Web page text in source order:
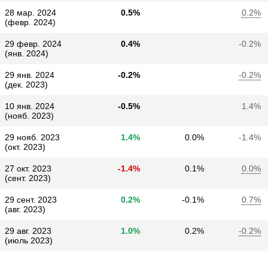
28 мар. 2024
(февр. 2024)
0.5% 0.2%
29 февр. 2024
(янв. 2024)
0.4% -0.2%
29 янв. 2024
(дек. 2023)
-0.2% -0.2%
10 янв. 2024
(нояб. 2023)
-0.5% 1.4%
29 нояб. 2023
(окт. 2023)
1.4% 0.0% -1.4%
27 окт. 2023
(сент. 2023)
-1.4% 0.1% 0.0%
29 сент. 2023
(авг. 2023)
0.2% -0.1% 0.7%
29 авг. 2023
(июль 2023)
1.0% 0.2% -0.2%